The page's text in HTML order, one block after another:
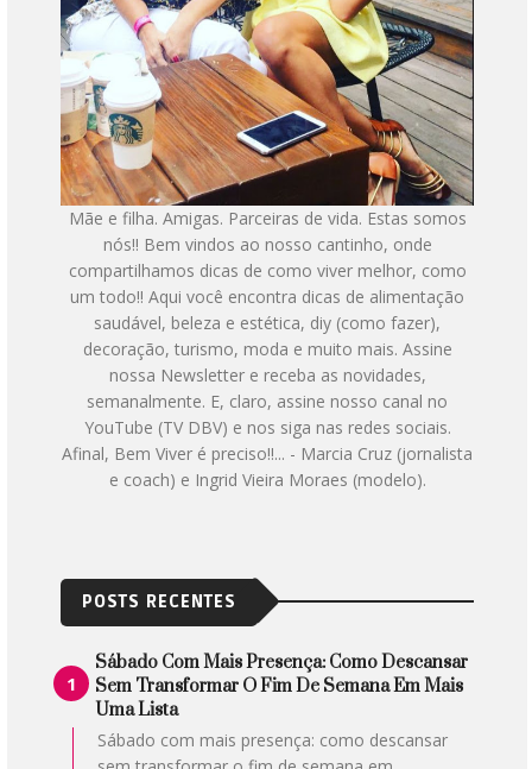
Mãe e filha. Amigas. Parceiras de vida. Estas somos
nós!! Bem vindos ao nosso cantinho, onde
compartilhamos dicas de como viver melhor, como
um todo!! Aqui você encontra dicas de alimentação
saudável, beleza e estética, diy (como fazer),
decoração, turismo, moda e muito mais. Assine
nossa Newsletter e receba as novidades,
semanalmente. E, claro, assine nosso canal no
YouTube (TV DBV) e nos siga nas redes sociais.
Afinal, Bem Viver é preciso!!... - Marcia Cruz (jornalista
e coach) e Ingrid Vieira Moraes (modelo).
POSTS RECENTES
Sábado Com Mais Presença: Como Descansar
Sem Transformar O Fim De Semana Em Mais
Uma Lista
Sábado com mais presença: como descansar